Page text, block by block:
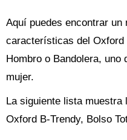
Aquí puedes encontrar
características del Oxford
Hombro o Bandolera,
mujer.
La siguiente lista
Oxford B-Trendy, Bolso